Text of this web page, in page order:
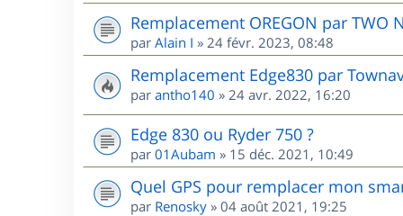
Remplacement OREGON par TWO
par Alain I » 24 févr. 2023, 08:48
Remplacement Edge830 par
par antho140 » 24 avr. 2022, 16:20
Edge 830 ou Ryder 750 ?
par 01Aubam » 15 déc. 2021, 10:49
Quel GPS pour remplacer mon
par Renosky » 04 août 2021, 19:25